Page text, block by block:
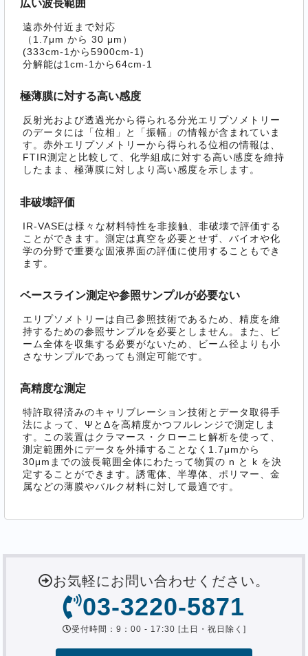
広い波長範囲
遠赤外付近まで対応
（1.7μm から 30 μm）
(333cm-1から5900cm-1)
分解能は1cm-1から64cm-1
極薄膜に対する高い感度
反射光および透過光から得られる分光エリプソメトリー
のデータには「位相」と「振幅」の情報が含まれていま
す。赤外エリプソメトリーから得られる位相の情報は、
FTIR測定と比較して、化学組成に対する高い感度を維持
したまま、極薄膜に対しより高い感度を示します。
非破壊評価
IR-VASEは様々な材料特性を非接触、非破壊で評価する
ことができます。測定は真空を必要とせず、バイオや化
学の分野で重要な固液界面の評価に使用することもでき
ます。
ベースライン測定や参照サンプルが必要ない
エリプソメトリーは自己参照技術であるため、精度を維
持するための参照サンプルを必要としません。また、ビ
ーム全体を収集する必要がないため、ビーム径よりも小
さなサンプルであっても測定可能です。
高精度な測定
特許取得済みのキャリブレーション技術とデータ取得手
法によって、ΨとΔを高精度かつフルレンジで測定しま
す。この装置はクラマース・クローニヒ解析を使って、
測定範囲外にデータを外挿することなく1.7μmから
30μmまでの波長範囲全体にわたって物質の n と k を決
定することができます。誘電体、半導体、ポリマー、金
属などの薄膜やバルク材料に対して最適です。
お気軽にお問い合わせください。
03-3220-5871
受付時間：9：00 - 17:30 [土日・祝日除く]